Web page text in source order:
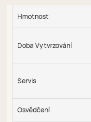
Hmotnost
Doba Vytvrzování
Servis
Osvědčení